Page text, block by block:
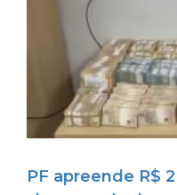
PF apreende R$